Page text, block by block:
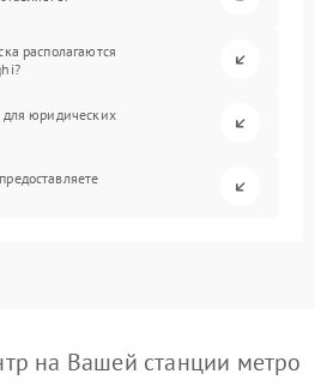
располагаются
юридических
на Вашей станции метро